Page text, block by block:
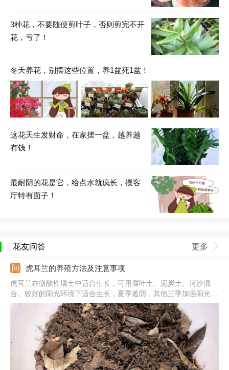
3种花，不要随便剪叶子，否则剪完不开
花，亏了！
冬天养花，别摆这些位置，养1盆死1盆！
这花天生发财命，在家摆一盆，越养越
有钱！
最耐阴的花是它，给点水就疯长，摆客
厅特有面子！
花友问答 更多
虎耳兰的养殖方法及注意事项
虎耳兰在微酸性壤土中适合生长，可用腐叶土、泥炭土、河沙混
合。较好的阳光环境下适合生长，夏季遮阴，其他三季加强阳光照
射。根据生长不同季节浇灌水分，春夏秋三季节保证充足。10-
12℃之间生长最佳，秋冬不能低于5℃。注意每隔15天施次肥水，
花期前可增施。